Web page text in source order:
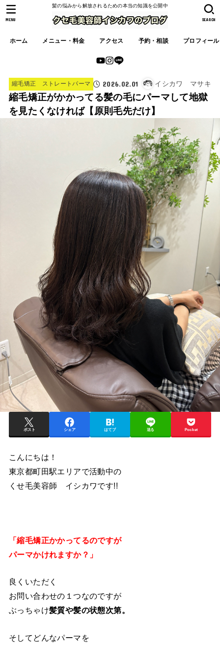
髪の悩みから解放されるための本当の知識を公開中
ホーム メニュー・料金 アクセス 予約・相談 プロフィール
SEARCH
MENU
縮毛矯正 ストレートパーマ 2026.02.01 イシカワ マサキ
縮毛矯正がかかってる髪の毛にパーマして地獄
を見たくなければ【原則毛先だけ】
ポスト シェア はてブ 送る Pocket
こんにちは！
東京都町田駅エリアで活動中の
くせ毛美容師 イシカワです!!
「縮毛矯正かかってるのですが
パーマかけれますか？」
良くいただく
お問い合わせの１つなのですが
ぶっちゃけ髪質や髪の状態次第。
そしてどんなパーマを